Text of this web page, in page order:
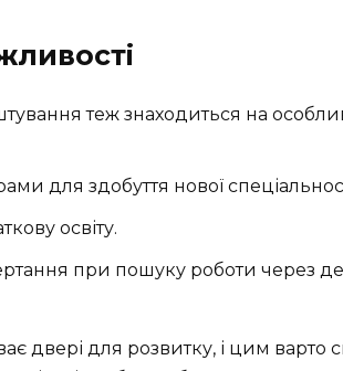
теж знаходиться на
для здобуття нової
освіту.
при пошуку роботи через
двері для розвитку, і цим варто